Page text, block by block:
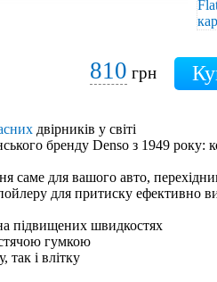
810 грн
двірників у світі
бренду Denso з 1949 року:
саме для вашого авто,
для притиску ефективно
підвищених швидкостях
гумкою
так і влітку